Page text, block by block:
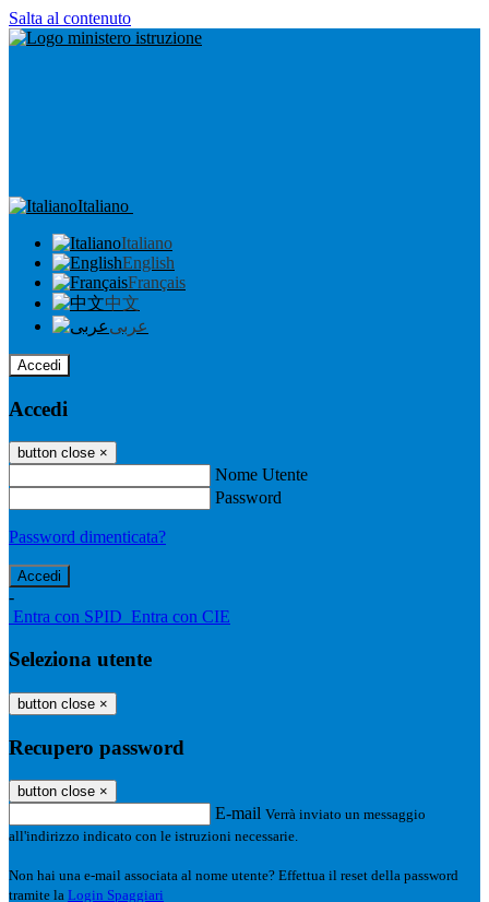
Salta al contenuto
Italiano
Italiano
English
Français
中文
عربى
Accedi
Accedi
button close ×
Nome Utente
Password
Password dimenticata?
-
Entra con SPID Entra con CIE
Seleziona utente
button close ×
Recupero password
button close ×
E-mail Verrà inviato un messaggio
all'indirizzo indicato con le istruzioni necessarie.
Non hai una e-mail associata al nome utente? Effettua il reset della password
tramite la Login Spaggiari